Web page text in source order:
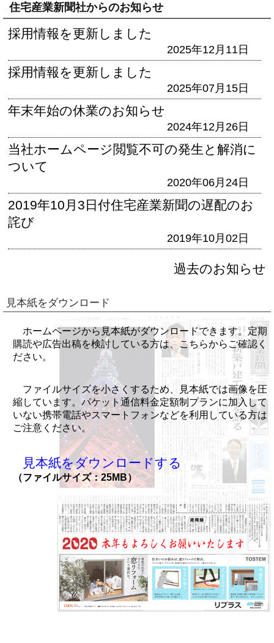
住宅産業新聞社からのお知らせ
採用情報を更新しました
2025年12月11日
採用情報を更新しました
2025年07月15日
年末年始の休業のお知らせ
2024年12月26日
当社ホームページ閲覧不可の発生と解消に
ついて
2020年06月24日
2019年10月3日付住宅産業新聞の遅配のお
詫び
2019年10月02日
過去のお知らせ
見本紙をダウンロード
ホームページから見本紙がダウンロードできます。定期
購読や広告出稿を検討している方は、こちらからご確認く
ださい。
ファイルサイズを小さくするため、見本紙では画像を圧
縮しています。パケット通信料金定額制プランに加入して
いない携帯電話やスマートフォンなどを利用している方は
ご注意ください。
見本紙をダウンロードする
（ファイルサイズ：25MB）